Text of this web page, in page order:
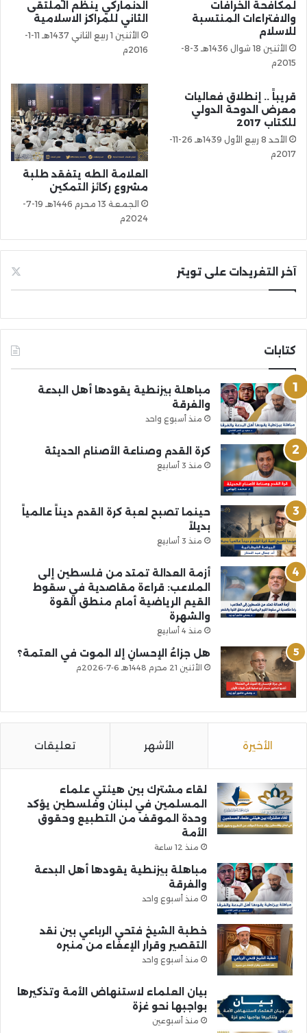
لمكافحة الخرافات
والافتراءات المنتسبة
للاسلام
الأثنين 18 شوال 1436هـ 3-8-
2015م
الدنماركي ينظم الملتقى
الثاني للمراكز الاسلامية
الأثنين 1 ربيع الثاني 1437هـ 11-1-
2016م
قريباً .. إنطلاق فعاليات
معرض الدوحة الدولي
للكتاب 2017
الأحد 8 ربيع الأول 1439هـ 26-11-
2017م
العلامة الطه يتفقد طلبة
مشروع ركائز التمكين
الجمعة 13 محرم 1446هـ 19-7-
2024م
آخر التغريدات على تويتر
كتابات
مباهلة بيزنطية يقودها أهل البدعة
والفرقة
منذ أسبوع واحد
كرة القدم وصناعة الأصنام الحديثة
منذ 3 أسابيع
حينما تصبح لعبة كرة القدم ديناً عالمياً
بديلاً
منذ 3 أسابيع
أزمة العدالة تمتد من فلسطين إلى
الملاعب: قراءة مقاصدية في سقوط
القيم الرياضية أمام منطق القوة
والشهرة
منذ 4 أسابيع
هل جزاءُ الإحسانِ إلا الموت في العتمة؟
الأثنين 21 محرم 1448هـ 6-7-2026م
الأخيرة الأشهر تعليقات
لقاء مشترك بين هيئتي علماء
المسلمين في لبنان وفلسطين يؤكد
وحدة الموقف من التطبيع وحقوق
الأمة
منذ 12 ساعة
مباهلة بيزنطية يقودها أهل البدعة
والفرقة
منذ أسبوع واحد
خطبة الشيخ فتحي الرباعي بين نقد
التقصير وقرار الإعفاء من منبره
منذ أسبوع واحد
بيان العلماء لاستنهاض الأمة وتذكيرها
بواجبها نحو غزة
منذ أسبوعين